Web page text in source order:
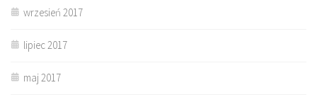
wrzesień 2017
lipiec 2017
maj 2017